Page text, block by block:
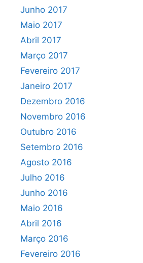
Junho 2017
Maio 2017
Abril 2017
Março 2017
Fevereiro 2017
Janeiro 2017
Dezembro 2016
Novembro 2016
Outubro 2016
Setembro 2016
Agosto 2016
Julho 2016
Junho 2016
Maio 2016
Abril 2016
Março 2016
Fevereiro 2016